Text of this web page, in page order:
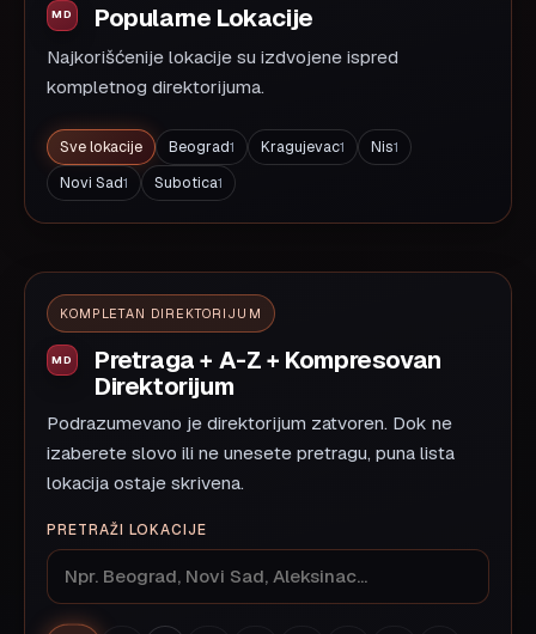
Popularne Lokacije
Najkorišćenije lokacije su izdvojene ispred
kompletnog direktorijuma.
Sve lokacije Beograd1 Kragujevac1 Nis1
Novi Sad1 Subotica1
KOMPLETAN DIREKTORIJUM
Pretraga + A-Z + Kompresovan
Direktorijum
Podrazumevano je direktorijum zatvoren. Dok ne
izaberete slovo ili ne unesete pretragu, puna lista
lokacija ostaje skrivena.
PRETRAŽI LOKACIJE